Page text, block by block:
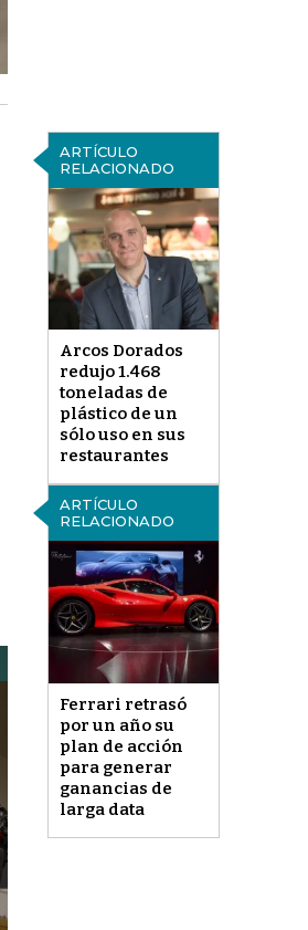
ARTÍCULO
RELACIONADO
Arcos Dorados
redujo 1.468
toneladas de
plástico de un
sólo uso en sus
restaurantes
ARTÍCULO
RELACIONADO
Ferrari retrasó
por un año su
plan de acción
para generar
ganancias de
larga data